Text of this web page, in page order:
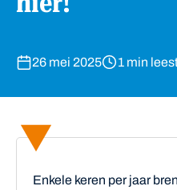
26 mei 2025 1 min
Enkele keren per jaar